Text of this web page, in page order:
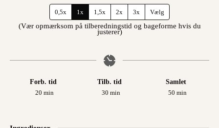
0,5x 1x 1,5x 2x 3x Vælg
(Vær opmærksom på tilberedningstid og bageforme hvis du
justerer)
Forb. tid
20 minutter
min
Tilb. tid
30 minutter
min
Samlet
50 minutter
min